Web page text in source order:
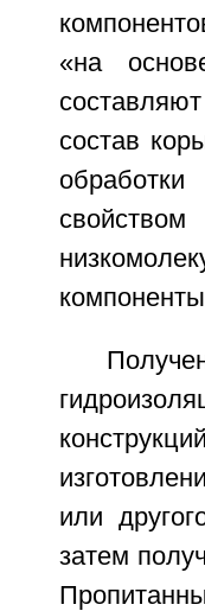
«на
состав
или
затем